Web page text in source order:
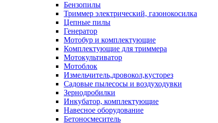
Бензопилы
Триммер электрический, газонокосилка
Цепные пилы
Генератор
Мотобур и комплектующие
Комплектующие для триммера
Мотокультиватор
Мотоблок
Измельчитель,дровокол,кусторез
Садовые пылесосы и воздуходувки
Зернодробилки
Инкубатор, комплектующие
Навесное оборудование
Бетоносмеситель